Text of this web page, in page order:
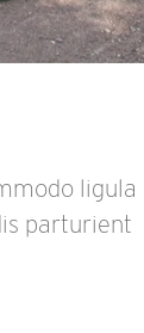
ligula
parturient